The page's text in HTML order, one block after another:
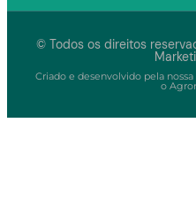
© Todos os direitos
Criado e desenvolvido pela
o